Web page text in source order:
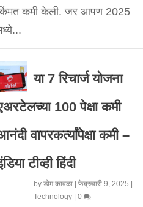
कमी केली. जर आपण 2025
या 7 रिचार्ज योजना
100 पेक्षा कमी
वापरकर्त्यांपेक्षा कमी –
टीव्ही हिंदी
by डोम कावळा| फेब्रुवारी 9, 2025
Technology| 0